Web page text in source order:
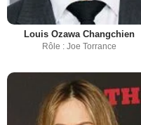
Louis Ozawa Changchien
Rôle : Joe Torrance